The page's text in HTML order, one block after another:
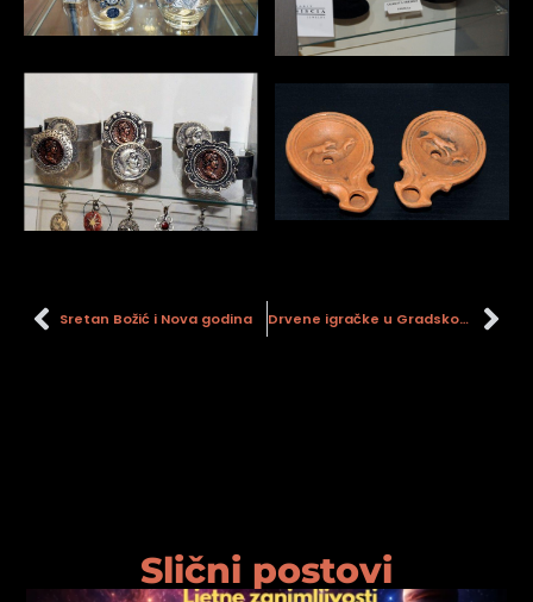
Sretan Božić i Nova godina Drvene igračke u Gradskom muzeju Sisak
Slični postovi